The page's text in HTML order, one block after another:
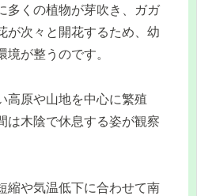
多くの植物が芽吹き、ガガ
が次々と開花するため、幼
境が整うのです。
高原や山地を中心に繁殖
は木陰で休息する姿が観察
縮や気温低下に合わせて南